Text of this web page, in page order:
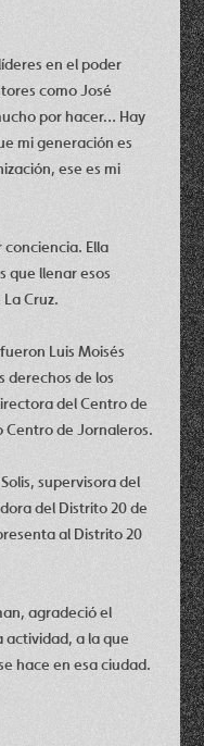
en el poder
como José
por hacer… Hay
mi generación es
ese es mi
Ella
que llenar esos
Cruz.
Luis Moisés
derechos de los
del Centro de
Centro de Jornaleros.
supervisora del
del Distrito 20 de
al Distrito 20
agradeció el
actividad, a la que
hace en esa ciudad.